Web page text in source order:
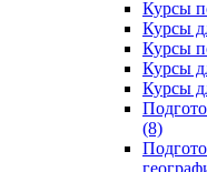
Курсы
Курсы
Курсы
Курсы
Курсы
(8)